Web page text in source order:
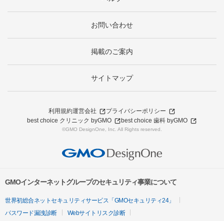
お問い合わせ
掲載のご案内
サイトマップ
利用規約運営会社
プライバシーポリシー
best choice クリニック byGMO
best choice 歯科 byGMO
©GMO DesignOne, Inc. All Rights reserved.
GMOインターネットグループのセキュリティ事業について
世界初総合ネットセキュリティサービス「GMOセキュリティ24」
パスワード漏洩診断
Webサイトリスク診断